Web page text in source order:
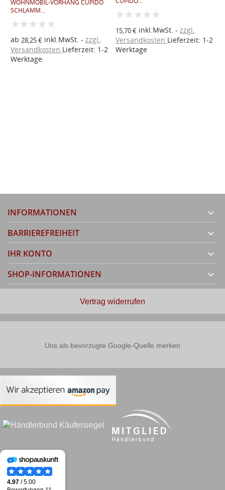
WOHNMOBIL-VORHANG CUPIDO
SCHLAMM...
ab 28,25 €inkl.MwSt.
zzgl.
Versandkosten Lieferzeit: 1-2
Werktage
15,70 €inkl.MwSt.
zzgl.
Versandkosten Lieferzeit: 1-2
Werktage
INFORMATIONEN 
BARRIEREFREIHEIT 
IHR KONTO 
SHOP-INFORMATIONEN 
Vertrag widerrufen
Uns als bevorzugte Google-Quelle merken